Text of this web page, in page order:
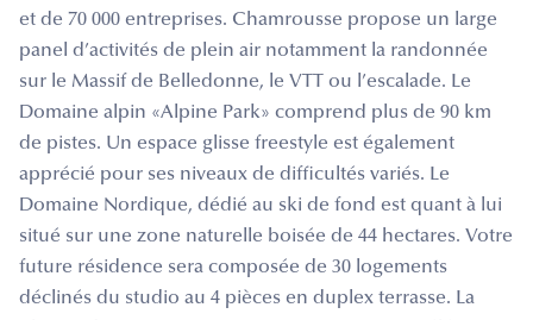
et de 70 000 entreprises. Chamrousse propose un large
panel d’activités de plein air notamment la randonnée
sur le Massif de Belledonne, le VTT ou l’escalade. Le
Domaine alpin «Alpine Park» comprend plus de 90 km
de pistes. Un espace glisse freestyle est également
apprécié pour ses niveaux de difficultés variés. Le
Domaine Nordique, dédié au ski de fond est quant à lui
situé sur une zone naturelle boisée de 44 hectares. Votre
future résidence sera composée de 30 logements
déclinés du studio au 4 pièces en duplex terrasse. La